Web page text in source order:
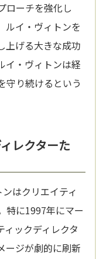
ローチを強化し
ルイ・ヴィトンを
上げる大きな成功
イ・ヴィトンは経
守り続けるという
レクターた
はクリエイティ
特に1997年にマー
ィックディレクタ
ージが劇的に刷新